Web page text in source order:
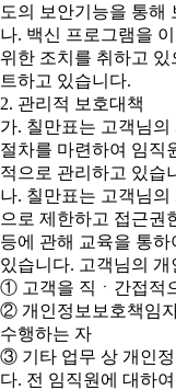
도의 보안기능을 통해
나. 백신 프로그램을
위한 조치를 취하고 있
트하고 있습니다.
2. 관리적 보호대책
가. 칠만표는 고객님
절차를 마련하여 임직
적으로 관리하고 있습
나. 칠만표는 고객님
으로 제한하고 접근권
등에 관해 교육을 통
있습니다. 고객님의
① 고객을 직ㆍ간접적
② 개인정보보호책임
수행하는 자
③ 기타 업무 상 개인
다. 전 임직원에 대하